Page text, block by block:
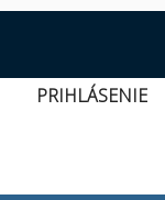
PRIHLÁSENIE